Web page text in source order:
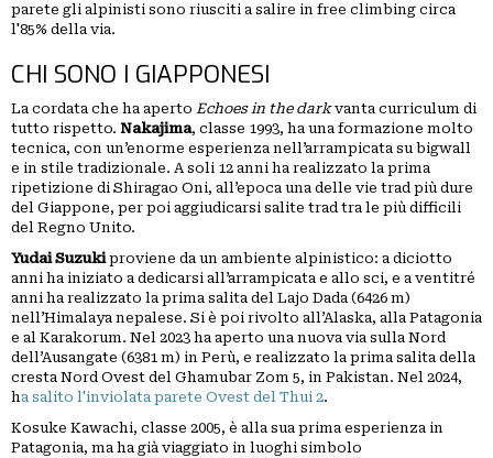
parete gli alpinisti sono riusciti a salire in free climbing circa
l'85% della via.
CHI SONO I GIAPPONESI
La cordata che ha aperto Echoes in the darkvanta curriculum di
tutto rispetto. Nakajima, classe 1993, ha una formazione molto
tecnica, con un’enorme esperienza nell’arrampicata su bigwall
e in stile tradizionale. A soli 12 anni ha realizzato la prima
ripetizione di Shiragao Oni, all’epoca una delle vie trad più dure
del Giappone, per poi aggiudicarsi salite trad tra le più difficili
del Regno Unito.
Yudai Suzukiproviene da un ambiente alpinistico: a diciotto
anni ha iniziato a dedicarsi all’arrampicata e allo sci, e a ventitré
anni ha realizzato la prima salita del Lajo Dada (6426 m)
nell’Himalaya nepalese. Si è poi rivolto all’Alaska, alla Patagonia
e al Karakorum. Nel 2023 ha aperto una nuova via sulla Nord
dell’Ausangate (6381 m) in Perù, e realizzato la prima salita della
cresta Nord Ovest del Ghamubar Zom 5, in Pakistan. Nel 2024,
ha salito l'inviolata parete Ovest del Thui 2.
Kosuke Kawachi, classe 2005, è alla sua prima esperienza in
Patagonia, ma ha già viaggiato in luoghi simbolo